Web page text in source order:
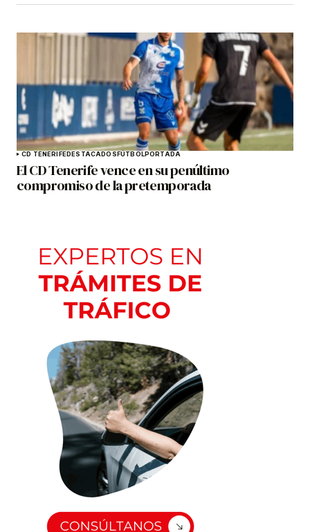
CD TENERIFEDESTACADOSFÚTBOLPORTADA
El CD Tenerife vence en su penúltimo
compromiso de la pretemporada